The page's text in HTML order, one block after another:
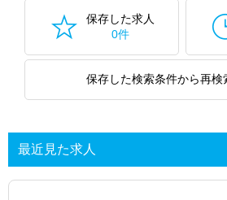
保存した求人
0件
保存した検索条件から再検
最近見た求人